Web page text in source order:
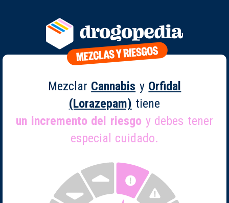
Mezclar Cannabis y Orfidal
(Lorazepam) tiene
un incremento del riesgo y debes tener
especial cuidado.